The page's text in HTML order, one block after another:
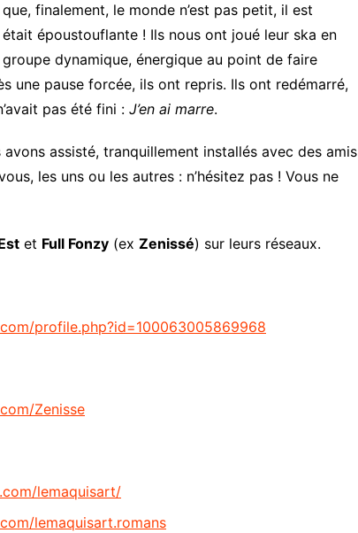
finalement, le monde n’est pas petit, il est
était époustouflante ! Ils nous ont joué leur ska en
dynamique, énergique au point de faire
une pause forcée, ils ont repris. Ils ont redémarré,
pas été fini : J’en ai marre.
assisté, tranquillement installés avec des amis
les uns ou les autres : n’hésitez pas ! Vous ne
et Full Fonzy (ex Zenissé) sur leurs réseaux.
profile.php?id=100063005869968
Zenisse
lemaquisart/
lemaquisart.romans